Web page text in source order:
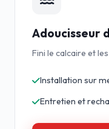
Adoucisseur
Fini le calcaire et
Installation sur
Entretien et